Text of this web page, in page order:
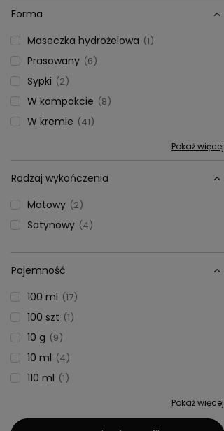
Forma
Maseczka hydrożelowa
1
Prasowany 6
Sypki 2
W kompakcie 8
W kremie 41
Pokaż więcej
Rodzaj wykończenia
Matowy
2
Satynowy 4
Pojemność
100 ml
17
100 szt 1
10 g 9
10 ml 4
110 ml 1
Pokaż więcej